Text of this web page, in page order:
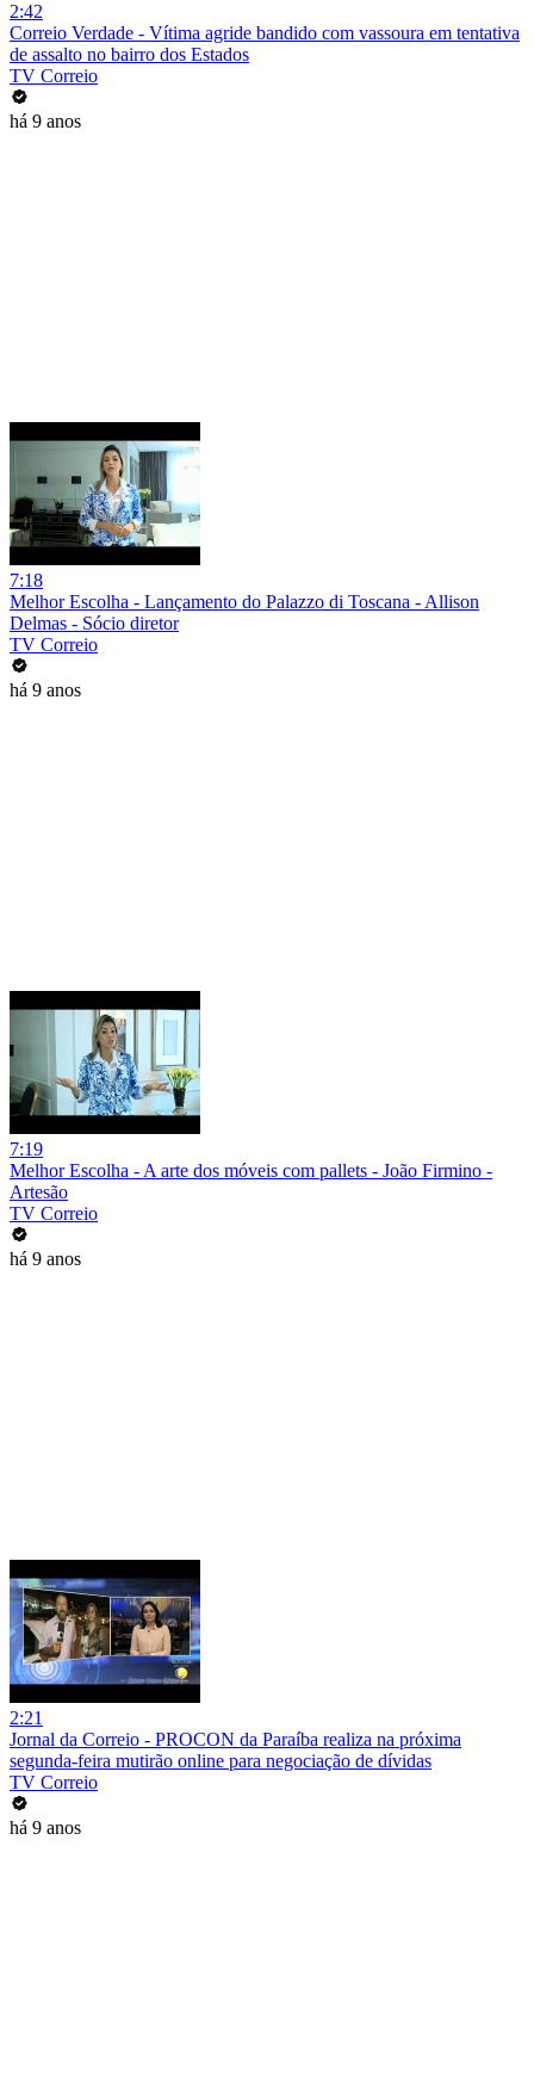
2:42
Correio Verdade - Vítima agride bandido com vassoura em tentativa
de assalto no bairro dos Estados
TV Correio
há 9 anos
7:18
Melhor Escolha - Lançamento do Palazzo di Toscana - Allison
Delmas - Sócio diretor
TV Correio
há 9 anos
7:19
Melhor Escolha - A arte dos móveis com pallets - João Firmino -
Artesão
TV Correio
há 9 anos
2:21
Jornal da Correio - PROCON da Paraíba realiza na próxima
segunda-feira mutirão online para negociação de dívidas
TV Correio
há 9 anos